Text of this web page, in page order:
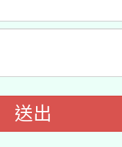
送出